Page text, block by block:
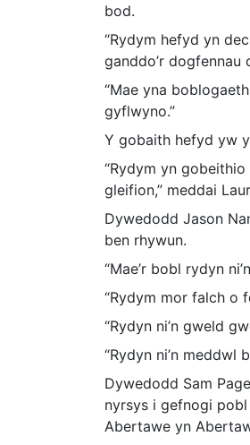
bod.
“Rydym hefyd yn
ganddo’r
“Mae yna
gyflwyno.”
Y gobaith hefyd yw
“Rydym yn
gleifion,” meddai
Dywedodd Jason
ben rhywun.
“Mae’r bobl rydyn
“Rydym mor falch o
“Rydyn ni’n gweld
“Rydyn ni’n
Dywedodd Sam
nyrsys i gefnogi
Abertawe yn